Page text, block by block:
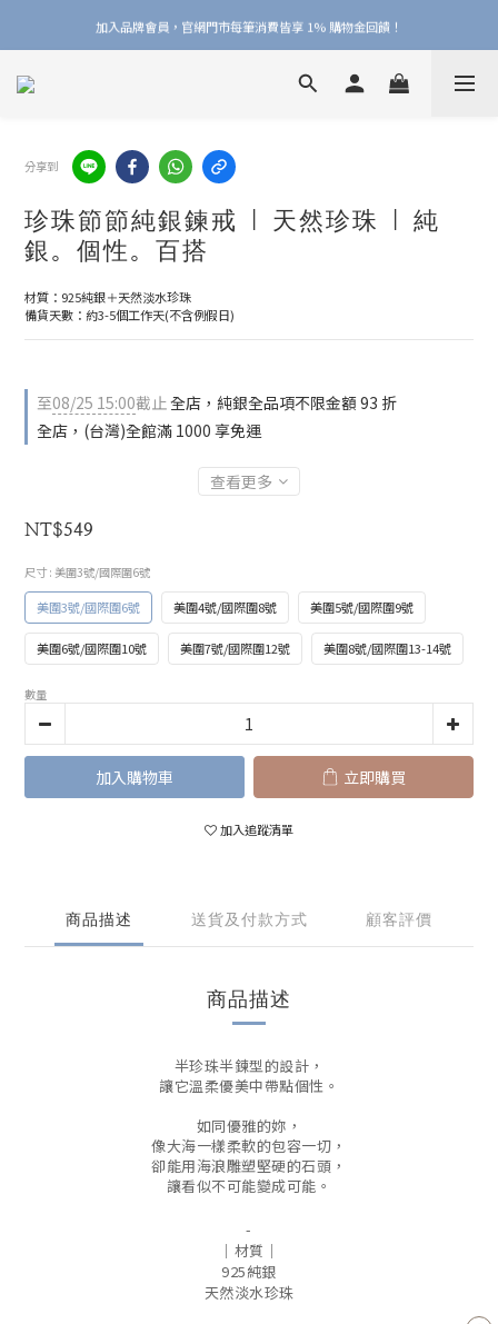
加入品牌會員，官網門市每筆消費皆享 1% 購物金回饋！
加入品牌會員，官網門市每筆消費皆享 1% 購物金回饋！
線上線下皆可累積 & 折抵購物金，再送 $50 入會禮
分享到
珍珠節節純銀鍊戒 | 天然珍珠 | 純
銀。個性。百搭
材質：925純銀＋天然淡水珍珠
備貨天數：約3-5個工作天(不含例假日)
至08/25 15:00截止全店，純銀全品項不限金額 93 折
全店，(台灣)全館滿 1000 享免運
查看更多
NT$549
尺寸 : 美圍3號/國際圍6號
美圍3號/國際圍6號 美圍4號/國際圍8號 美圍5號/國際圍9號
美圍6號/國際圍10號 美圍7號/國際圍12號 美圍8號/國際圍13-14號
數量
加入購物車 立即購買
加入追蹤清單
商品描述 送貨及付款方式 顧客評價
商品描述
半珍珠半鍊型的設計，
讓它溫柔優美中帶點個性。
如同優雅的妳，
像大海一樣柔軟的包容一切，
卻能用海浪雕塑堅硬的石頭，
讓看似不可能變成可能。
-
｜材質｜
925純銀
天然淡水珍珠